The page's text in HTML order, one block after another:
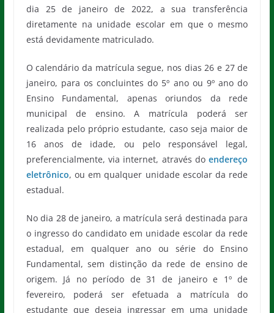
dia 25 de janeiro de 2022, a sua transferência
diretamente na unidade escolar em que o mesmo
está devidamente matriculado.
O calendário da matrícula segue, nos dias 26 e 27 de
janeiro, para os concluintes do 5º ano ou 9º ano do
Ensino Fundamental, apenas oriundos da rede
municipal de ensino. A matrícula poderá ser
realizada pelo próprio estudante, caso seja maior de
16 anos de idade, ou pelo responsável legal,
preferencialmente, via internet, através doendereço
eletrônico, ou em qualquer unidade escolar da rede
estadual.
No dia 28 de janeiro, a matrícula será destinada para
o ingresso do candidato em unidade escolar da rede
estadual, em qualquer ano ou série do Ensino
Fundamental, sem distinção da rede de ensino de
origem. Já no período de 31 de janeiro e 1º de
fevereiro, poderá ser efetuada a matrícula do
estudante que deseja ingressar em uma unidade